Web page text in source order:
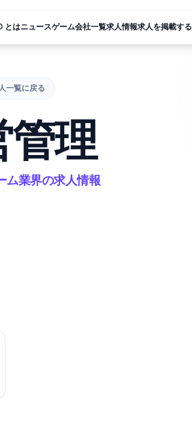
とはニュースゲーム会社一覧求人情報求人を掲載する
一覧に戻る
管理
ム業界の求人情報